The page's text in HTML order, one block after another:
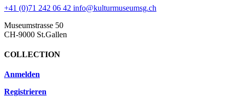
+41 (0)71 242 06 42 info@kulturmuseumsg.ch
Museumstrasse 50
CH-9000 St.Gallen
COLLECTION
Anmelden
Registrieren